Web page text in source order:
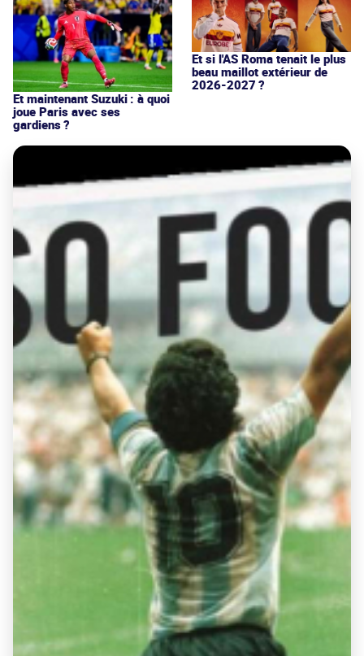
Et maintenant Suzuki : à quoi
joue Paris avec ses
gardiens ?
Et si l'AS Roma tenait le plus
beau maillot extérieur de
2026-2027 ?